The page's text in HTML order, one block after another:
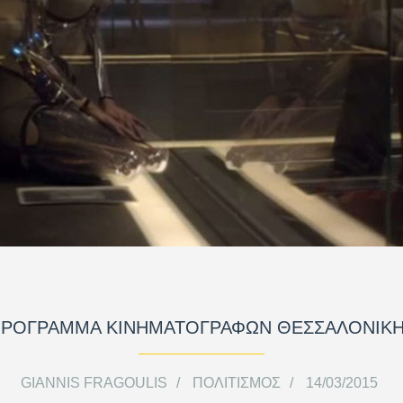
ΚΙΝΗΜΑΤΟΓΡΑΦΩΝ
GIANNIS FRAGOULIS ΠΟΛΙΤΙΣΜΌΣ 14/03/2015